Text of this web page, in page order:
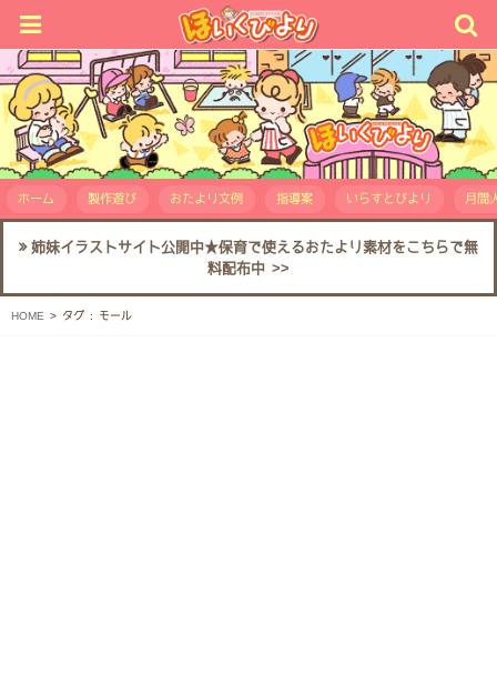
ホーム 製作遊び おたより文例 指導案 いらすとびより 月間
姉妹イラストサイト公開中★保育で使えるおたより素材をこちらで無
料配布中 >>
HOME タグ : モール